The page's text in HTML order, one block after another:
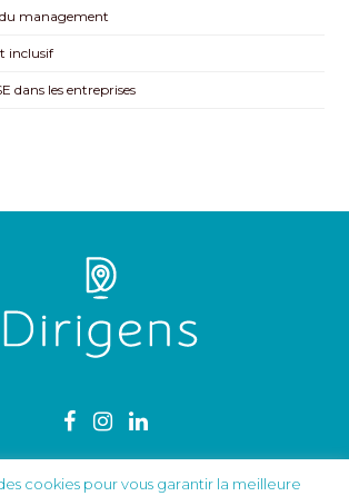
du management
inclusif
dans les entreprises
cookies pour vous garantir la meilleure